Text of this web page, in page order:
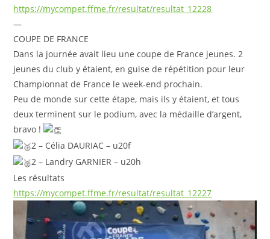
https://mycompet.ffme.fr/resultat/resultat_12228
—
COUPE DE FRANCE
Dans la journée avait lieu une coupe de France jeunes. 2
jeunes du club y étaient, en guise de répétition pour leur
Championnat de France le week-end prochain.
Peu de monde sur cette étape, mais ils y étaient, et tous
deux terminent sur le podium, avec la médaille d’argent,
bravo !
2 – Célia DAURIAC – u20f
2 – Landry GARNIER – u20h
Les résultats
https://mycompet.ffme.fr/resultat/resultat_12227